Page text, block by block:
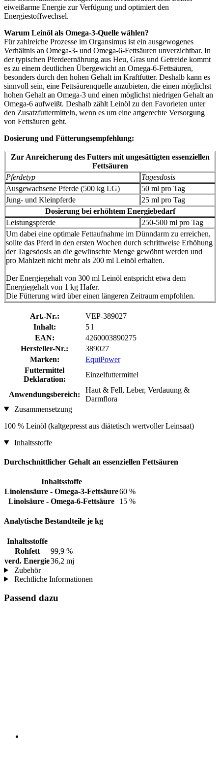
eiweißarme Energie zur Verfügung und optimiert den
Energiestoffwechsel.
Warum Leinöl als Omega-3-Quelle wählen?
Für zahlreiche Prozesse im Organsimus ist ein ausgewogenes
Verhältnis an Omega-3- und Omega-6-Fettsäuren unverzichtbar. In
der typischen Pferdeernährung aus Heu, Gras und Getreide kommt
es zu einem deutlichen Übergewicht an Omega-6-Fettsäuren,
besonders durch den hohen Gehalt im Kraftfutter. Deshalb kann es
sinnvoll sein, eine Fettsäurenquelle anzubieten, die einen möglichst
hohen Gehalt an Omega-3 und einen möglichst niedrigen Gehalt an
Omega-6 aufweißt. Deshalb zählt Leinöl zu den Favorieten unter
den Zusatzfuttermitteln, wenn es um eine artgerechte Versorgung
von Fettsäuren geht.
Dosierung und Fütterungsempfehlung:
Zur Anreicherung des Futters mit ungesättigten essenziellen
Fettsäuren
Pferdetyp
Tagesdosis
Ausgewachsene Pferde (500 kg LG)
50 ml pro Tag
Jung- und Kleinpferde
25 ml pro Tag
Dosierung bei erhöhtem Energiebedarf
Leistungspferde
250-500 ml pro Tag
Um dabei eine optimale Fettaufnahme im Dünndarm zu erreichen,
sollte das Pferd in den ersten Wochen durch schrittweise Erhöhung
der Tagesdosis an die gewünschte Menge gewöhnt werden und
pro Mahlzeit nicht mehr als 200 ml Leinöl erhalten.
Der Energiegehalt von 300 ml Leinöl entspricht etwa dem
Energiegehalt von 1 kg Hafer.
Die Fütterung wird über einen längeren Zeitraum empfohlen.
Art.-Nr.:
VEP-389027
Inhalt:
5 l
EAN:
4260003890275
Hersteller-Nr.:
389027
Marken:
EquiPower
Futtermittel
Deklaration:
Einzelfuttermittel
Anwendungsbereich:
Haut & Fell, Leber, Verdauung &
Darmflora
Zusammensetzung
100 % Leinöl (kaltgepresst aus diätetisch wertvoller Leinsaat)
Inhaltsstoffe
Durchschnittlicher Gehalt an essenziellen Fettsäuren
Inhaltsstoffe
Linolensäure - Omega-3-Fettsäure60 %
Linolsäure - Omega-6-Fettsäure
15 %
Analytische Bestandteile je kg
Inhaltsstoffe
Rohfett
99,9 %
verd. Energie36,2 mj
Zubehör
Rechtliche Informationen
Passend dazu